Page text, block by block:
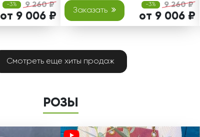
-3% 9 260 ₽
от 9 006 ₽
Заказать
-3% 9 260 ₽
от 9 006 ₽
Смотреть еще хиты продаж
РОЗЫ